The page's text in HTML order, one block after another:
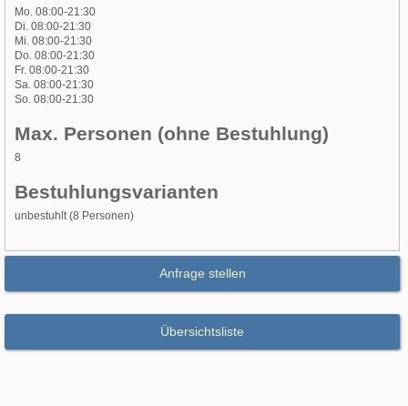
Mo. 08:00-21:30
Di. 08:00-21:30
Mi. 08:00-21:30
Do. 08:00-21:30
Fr. 08:00-21:30
Sa. 08:00-21:30
So. 08:00-21:30
Max. Personen (ohne Bestuhlung)
8
Bestuhlungsvarianten
unbestuhlt (8 Personen)
Anfrage stellen
Übersichtsliste